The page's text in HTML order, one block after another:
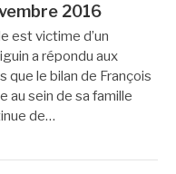
2016
est victime d’un
a répondu aux
le bilan de François
au sein de sa famille
de…